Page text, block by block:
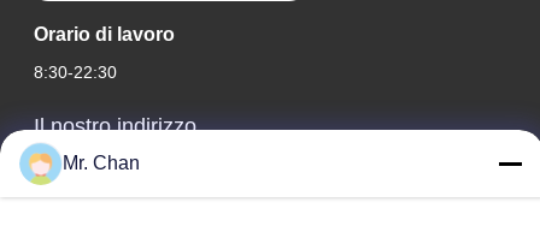
Orario di lavoro
8:30-22:30
Il nostro indirizzo
Indirizzo aziendale
ventottesimo, Jiuan Rd, zona industriale di Jiuli, Shangwang.
Mr. Chan